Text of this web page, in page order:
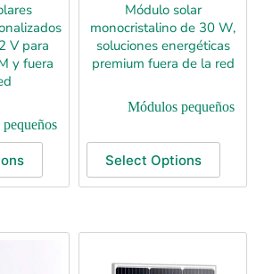
V para
y fuera
Módulo solar
monocristalino de 30 W,
soluciones energéticas
premium fuera de la red
Módulos pequeños
Select Options